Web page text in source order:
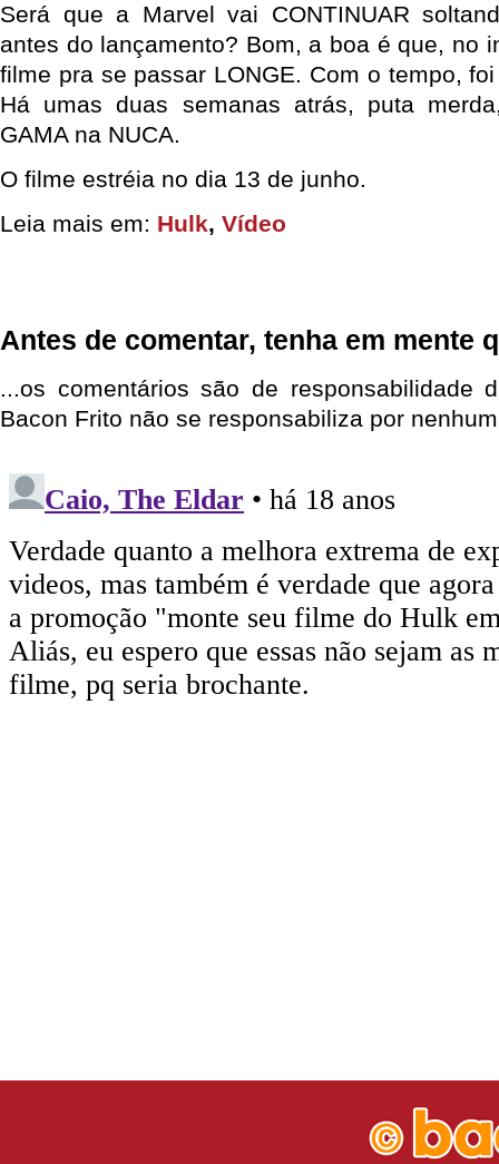
Será que a Marvel vai CONTINUAR
antes do lançamento? Bom, a boa é que, no
filme pra se passar LONGE. Com o tempo,
Há umas duas semanas atrás, puta
GAMA na NUCA.
O filme estréia no dia 13 de junho.
Leia mais em: Hulk, Vídeo
Antes de comentar, tenha em mente
...os comentários são de responsabilidade
Bacon Frito não se responsabiliza por